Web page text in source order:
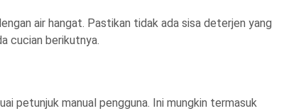
air hangat. Pastikan tidak ada sisa deterjen yang
cucian berikutnya.
petunjuk manual pengguna. Ini mungkin termasuk